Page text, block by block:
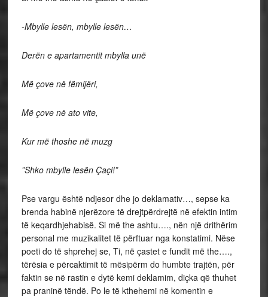
-Mbylle lesën, mbylle lesën…
Derën e apartamentit mbylla unë
Më çove në fëmijëri,
Më çove në ato vite,
Kur më thoshe në muzg
”Shko mbylle lesën Çaçi!”
Pse vargu është ndjesor dhe jo deklamativ…, sepse ka
brenda habinë njerëzore të drejtpërdrejtë në efektin intim
të keqardhjehabisë. Si më the ashtu…., nën një drithërim
personal me muzikalitet të përftuar nga konstatimi. Nëse
poeti do të shprehej se, Ti, në çastet e fundit më the….,
tërësia e përcaktimit të mësipërm do humbte trajtën, për
faktin se në rastin e dytë kemi deklamim, diçka që thuhet
pa praninë tëndë. Po le të kthehemi në komentin e